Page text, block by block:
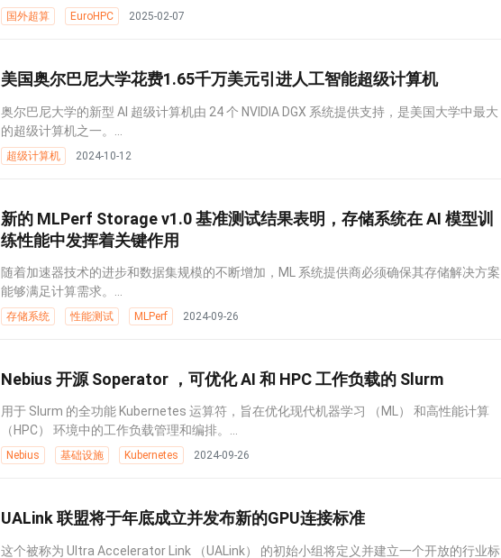
国外超算 EuroHPC 2025-02-07
美国奥尔巴尼大学花费1.65千万美元引进人工智能超级计算机
奥尔巴尼大学的新型 AI 超级计算机由 24 个 NVIDIA DGX 系统提供支持，是美国大学中最大
的超级计算机之一。...
超级计算机 2024-10-12
新的 MLPerf Storage v1.0 基准测试结果表明，存储系统在 AI 模型训
练性能中发挥着关键作用
随着加速器技术的进步和数据集规模的不断增加，ML 系统提供商必须确保其存储解决方案
能够满足计算需求。...
存储系统 性能测试 MLPerf 2024-09-26
Nebius 开源 Soperator ，可优化 AI 和 HPC 工作负载的 Slurm
用于 Slurm 的全功能 Kubernetes 运算符，旨在优化现代机器学习 （ML） 和高性能计算
（HPC） 环境中的工作负载管理和编排。...
Nebius 基础设施 Kubernetes 2024-09-26
UALink 联盟将于年底成立并发布新的GPU连接标准
这个被称为 Ultra Accelerator Link （UALink） 的初始小组将定义并建立一个开放的行业标